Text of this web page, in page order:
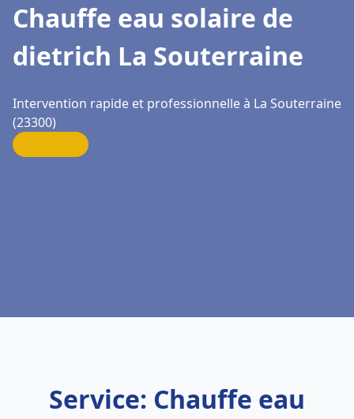
Chauffe eau solaire de
dietrich La Souterraine
Intervention rapide et professionnelle à La Souterraine
(23300)
Service: Chauffe eau